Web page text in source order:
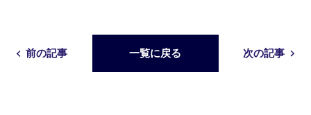
前の記事 一覧に戻る 次の記事